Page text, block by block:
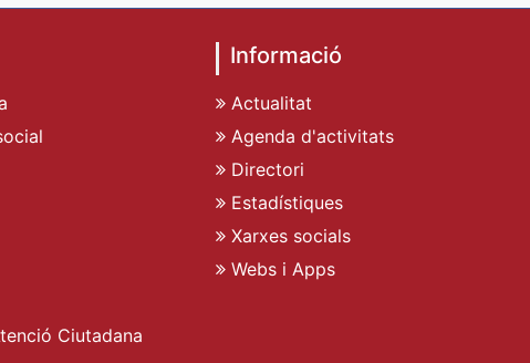
Ciutadana
Informació
Actualitat
Agenda d'activitats
Directori
Estadístiques
Xarxes socials
Webs i Apps